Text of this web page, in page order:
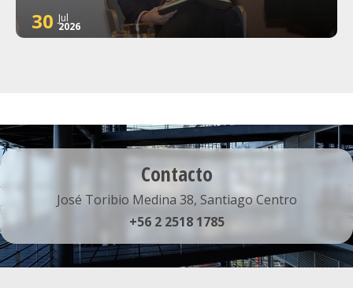
30 Jul
2026
Contacto
José Toribio Medina 38, Santiago Centro
+56 2 2518 1785